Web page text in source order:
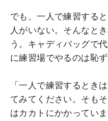
でも、一人で練習する
人がいない。そんなと
う。キャディバッグで
に練習場でやるのは恥ず
「一人で練習するとき
てみてください。そも
はカカトにかかってい